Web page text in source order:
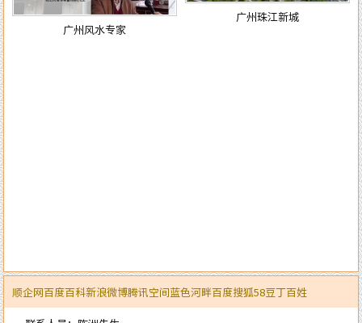
广州风水专家
广州珠江新城
顺企网百度百科新浪微博腾讯空间蓝色河畔百度搜狐58豆丁百姓